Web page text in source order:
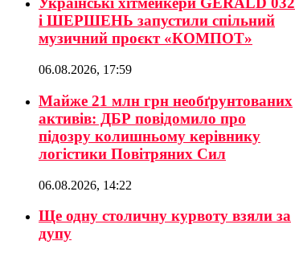
і ШЕРШЕНЬ запустили спільний
музичний проєкт «КОМПОТ»
06.08.2026, 17:59
Майже 21 млн грн необґрунтованих
активів: ДБР повідомило про
підозру колишньому керівнику
логістики Повітряних Сил
06.08.2026, 14:22
Ще одну столичну курвоту взяли за
дупу